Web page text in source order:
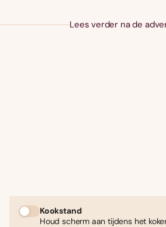
Lees verder na de
Kookstand
Houd scherm aan tijdens het